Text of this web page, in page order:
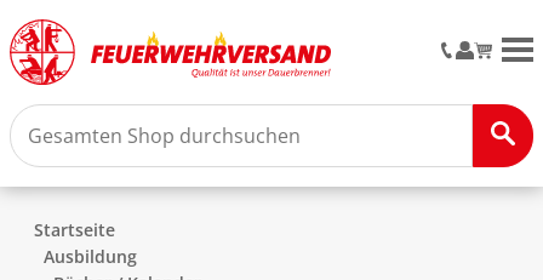
Startseite
Ausbildung